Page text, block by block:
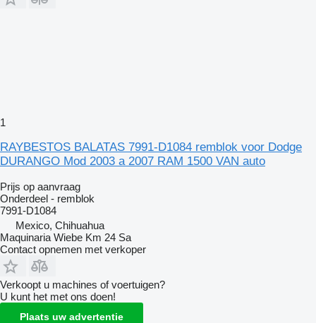
1
RAYBESTOS BALATAS 7991-D1084 remblok voor Dodge
DURANGO Mod 2003 a 2007 RAM 1500 VAN auto
Prijs op aanvraag
Onderdeel - remblok
7991-D1084
Mexico, Chihuahua
Maquinaria Wiebe Km 24 Sa
Contact opnemen met verkoper
Verkoopt u machines of voertuigen?
U kunt het met ons doen!
Plaats uw advertentie